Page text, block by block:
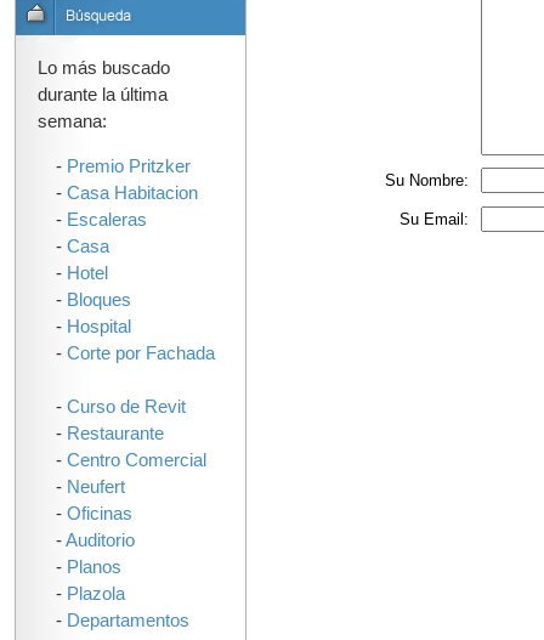
Su Nombre:
Su Email:
Lo más buscado
durante la última
semana:
- Premio Pritzker
- Casa Habitacion
- Escaleras
- Casa
- Hotel
- Bloques
- Hospital
- Corte por Fachada
- Curso de Revit
- Restaurante
- Centro Comercial
- Neufert
- Oficinas
-Auditorio
- Planos
- Plazola
- Departamentos